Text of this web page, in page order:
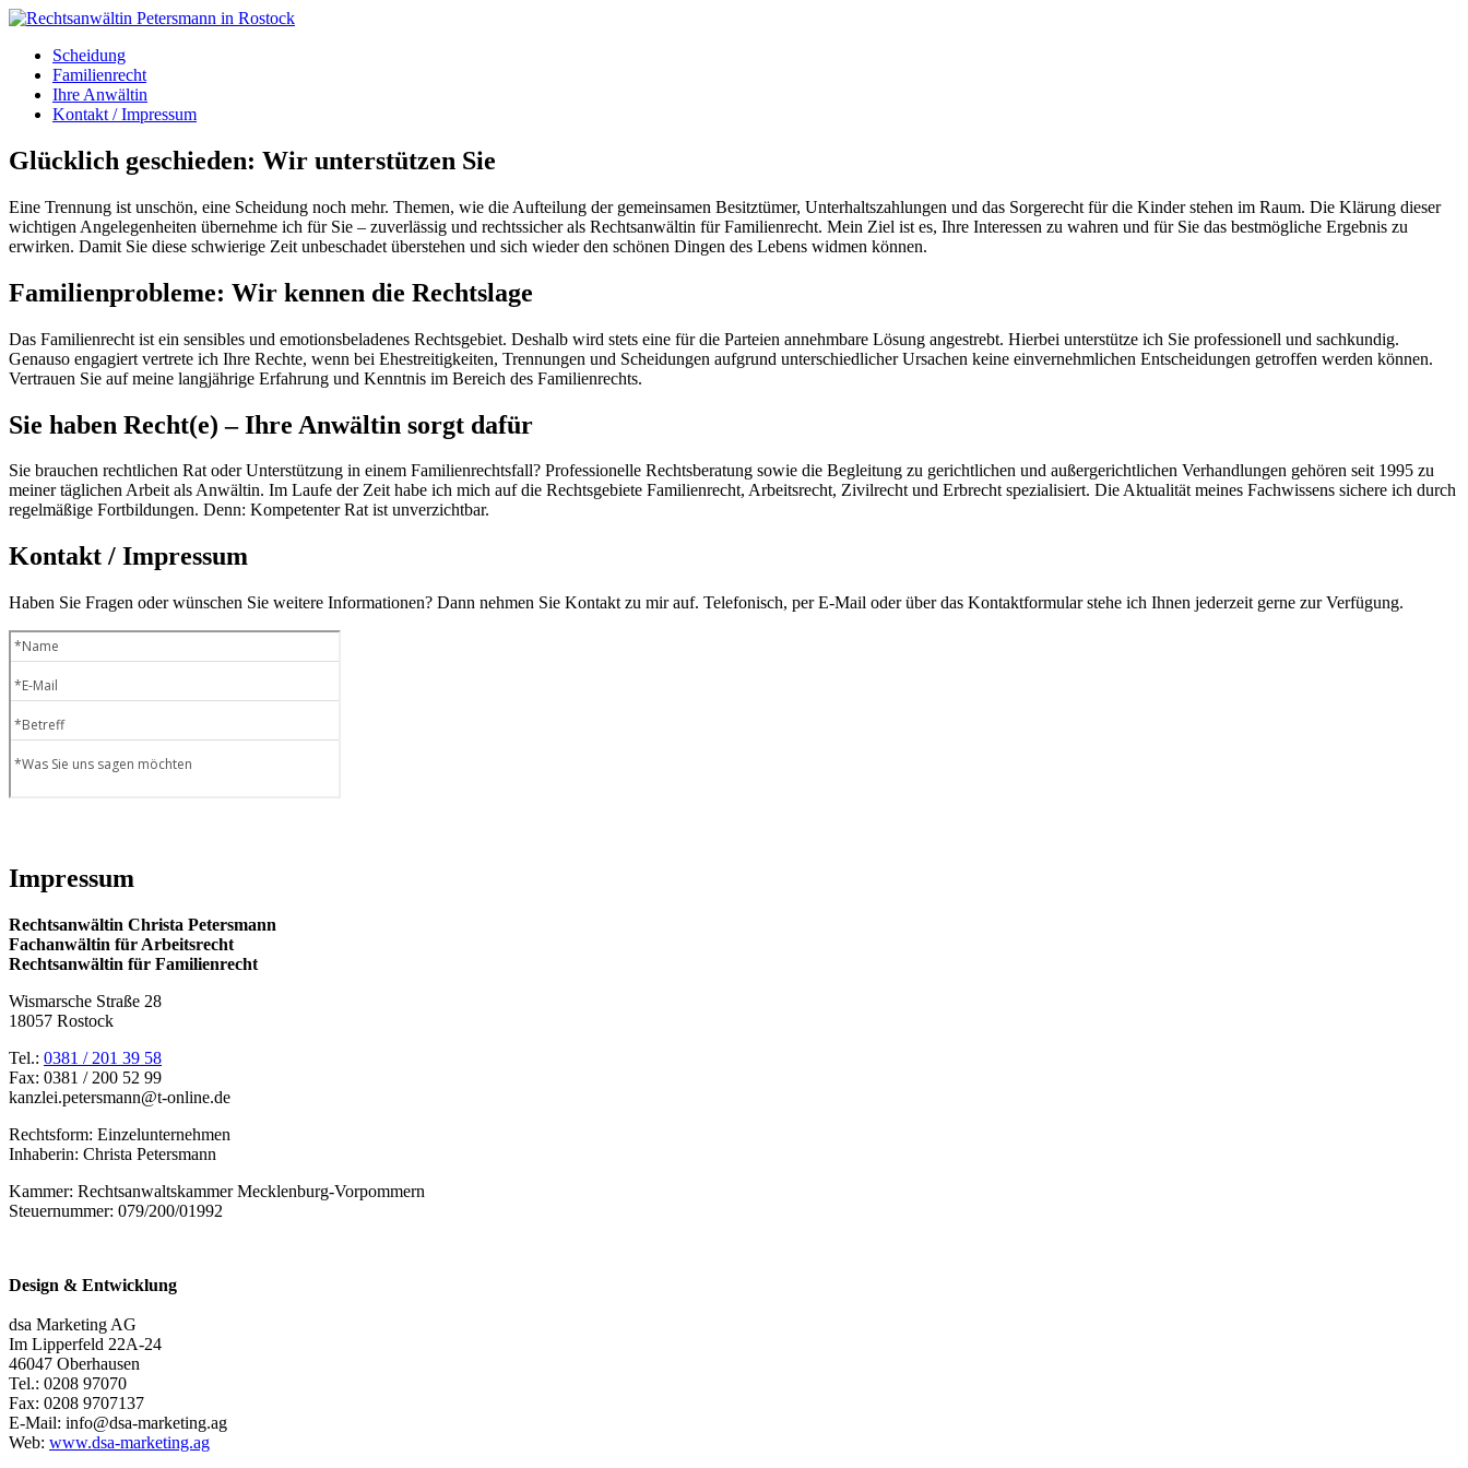
Scheidung
Familienrecht
Ihre Anwältin
Kontakt / Impressum
Glücklich geschieden: Wir unterstützen Sie
Eine Trennung ist unschön, eine Scheidung noch mehr. Themen, wie die Aufteilung der gemeinsamen Besitztümer, Unterhaltszahlungen und das Sorgerecht für die Kinder stehen im Raum. Die Klärung dieser
wichtigen Angelegenheiten übernehme ich für Sie – zuverlässig und rechtssicher als Rechtsanwältin für Familienrecht. Mein Ziel ist es, Ihre Interessen zu wahren und für Sie das bestmögliche Ergebnis zu
erwirken. Damit Sie diese schwierige Zeit unbeschadet überstehen und sich wieder den schönen Dingen des Lebens widmen können.
Familienprobleme: Wir kennen die Rechtslage
Das Familienrecht ist ein sensibles und emotionsbeladenes Rechtsgebiet. Deshalb wird stets eine für die Parteien annehmbare Lösung angestrebt. Hierbei unterstütze ich Sie professionell und sachkundig.
Genauso engagiert vertrete ich Ihre Rechte, wenn bei Ehestreitigkeiten, Trennungen und Scheidungen aufgrund unterschiedlicher Ursachen keine einvernehmlichen Entscheidungen getroffen werden können.
Vertrauen Sie auf meine langjährige Erfahrung und Kenntnis im Bereich des Familienrechts.
Sie haben Recht(e) – Ihre Anwältin sorgt dafür
Sie brauchen rechtlichen Rat oder Unterstützung in einem Familienrechtsfall? Professionelle Rechtsberatung sowie die Begleitung zu gerichtlichen und außergerichtlichen Verhandlungen gehören seit 1995 zu
meiner täglichen Arbeit als Anwältin. Im Laufe der Zeit habe ich mich auf die Rechtsgebiete Familienrecht, Arbeitsrecht, Zivilrecht und Erbrecht spezialisiert. Die Aktualität meines Fachwissens sichere ich durch
regelmäßige Fortbildungen. Denn: Kompetenter Rat ist unverzichtbar.
Kontakt / Impressum
Haben Sie Fragen oder wünschen Sie weitere Informationen? Dann nehmen Sie Kontakt zu mir auf. Telefonisch, per E-Mail oder über das Kontaktformular stehe ich Ihnen jederzeit gerne zur Verfügung.
Impressum
Rechtsanwältin Christa Petersmann
Fachanwältin für Arbeitsrecht
Rechtsanwältin für Familienrecht
Wismarsche Straße 28
18057 Rostock
Tel.: 0381 / 201 39 58
Fax: 0381 / 200 52 99
kanzlei.petersmann@t-online.de
Rechtsform: Einzelunternehmen
Inhaberin: Christa Petersmann
Kammer: Rechtsanwaltskammer Mecklenburg-Vorpommern
Steuernummer: 079/200/01992
Design & Entwicklung
dsa Marketing AG
Im Lipperfeld 22A-24
46047 Oberhausen
Tel.: 0208 97070
Fax: 0208 9707137
E-Mail: info@dsa-marketing.ag
Web: www.dsa-marketing.ag